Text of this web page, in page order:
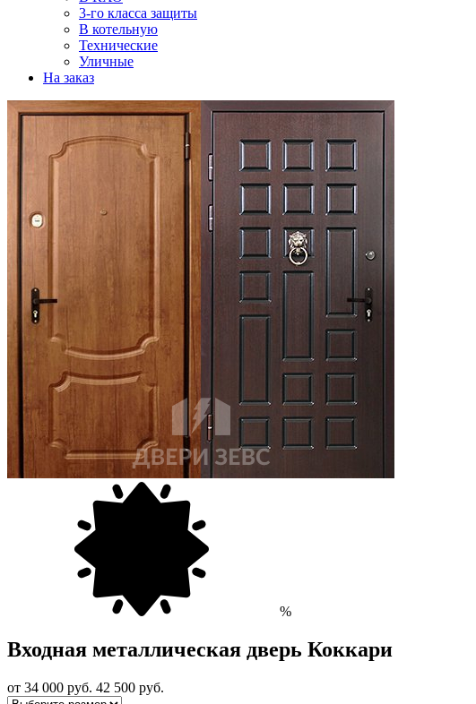
3-го класса защиты
В котельную
Технические
Уличные
На заказ
%
Входная металлическая дверь Коккари
от 34 000 руб. 42 500 руб.